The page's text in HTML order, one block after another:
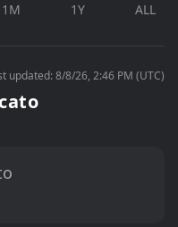
1M 1Y ALL
updated: 8/8/26, 2:46 PM (UTC)